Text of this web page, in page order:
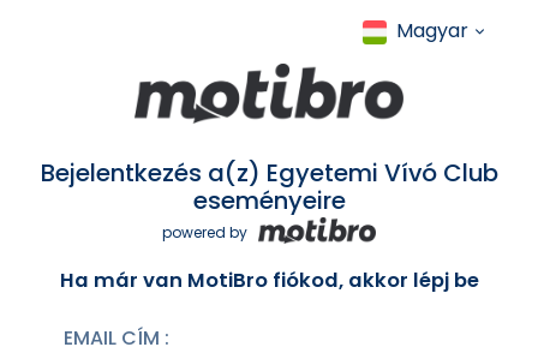
Magyar
Bejelentkezés a(z) Egyetemi Vívó Club
eseményeire
powered by
Ha már van MotiBro fiókod, akkor lépj be
EMAIL CÍM :